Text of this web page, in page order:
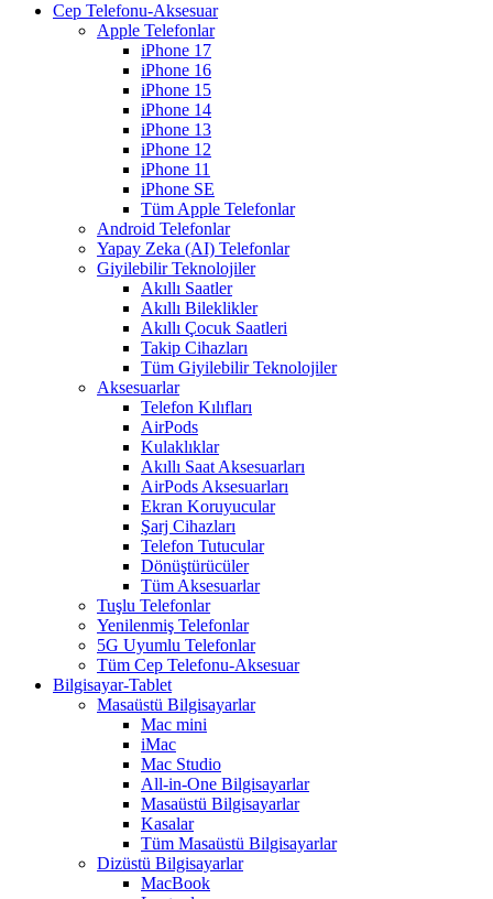
Cep Telefonu-Aksesuar
Apple Telefonlar
iPhone 17
iPhone 16
iPhone 15
iPhone 14
iPhone 13
iPhone 12
iPhone 11
iPhone SE
Tüm Apple Telefonlar
Android Telefonlar
Yapay Zeka (AI) Telefonlar
Giyilebilir Teknolojiler
Akıllı Saatler
Akıllı Bileklikler
Akıllı Çocuk Saatleri
Takip Cihazları
Tüm Giyilebilir Teknolojiler
Aksesuarlar
Telefon Kılıfları
AirPods
Kulaklıklar
Akıllı Saat Aksesuarları
AirPods Aksesuarları
Ekran Koruyucular
Şarj Cihazları
Telefon Tutucular
Dönüştürücüler
Tüm Aksesuarlar
Tuşlu Telefonlar
Yenilenmiş Telefonlar
5G Uyumlu Telefonlar
Tüm Cep Telefonu-Aksesuar
Bilgisayar-Tablet
Masaüstü Bilgisayarlar
Mac mini
iMac
Mac Studio
All-in-One Bilgisayarlar
Masaüstü Bilgisayarlar
Kasalar
Tüm Masaüstü Bilgisayarlar
Dizüstü Bilgisayarlar
MacBook